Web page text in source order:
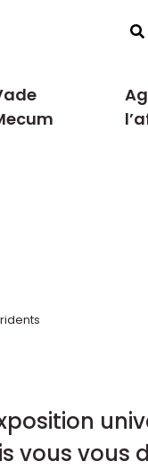
vous vous